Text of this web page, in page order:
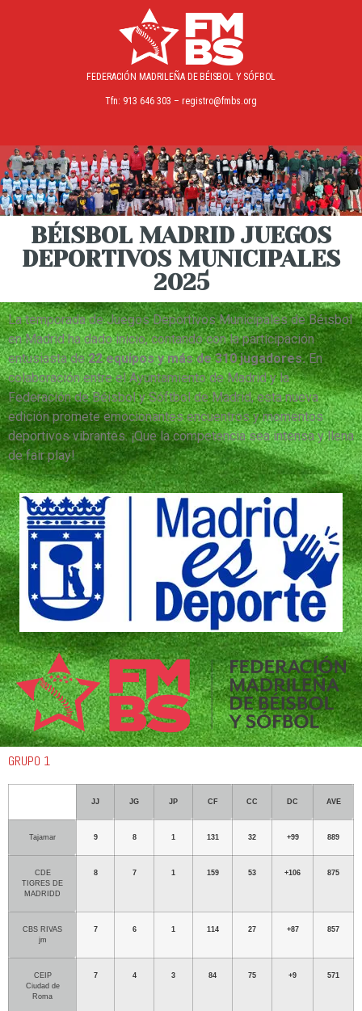
FEDERACIÓN MADRILEÑA DE BÉISBOL Y SÓFBOL
Tfn: 913 646 303 – registro@fmbs.org
BÉISBOL MADRID JUEGOS
DEPORTIVOS MUNICIPALES
2025
La temporada de Juegos Deportivos Municipales de Béisbol
en Madrid ha dado inicio, contando con la participación
entusiasta de22 equipos y más de 310 jugadores.En
colaboración entre el Ayuntamiento de Madrid y la
Federación de Béisbol y Sóftbol de Madrid, esta nueva
edición promete emocionantes encuentros y momentos
deportivos vibrantes. ¡Que la competencia sea intensa y llena
de fair play!
GRUPO 1
JJ JG JP CF CC DC AVE
Tajamar 9 8 1 131 32 +99 889
CDE
TIGRES DE
MADRIDD
8 7 1 159 53 +106 875
CBS RIVAS
jm
7 6 1 114 27 +87 857
CEIP
Ciudad de
Roma
7 4 3 84 75 +9 571